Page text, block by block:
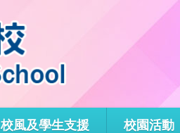
校風及學生支援 校園活動